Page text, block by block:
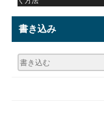
書き込み